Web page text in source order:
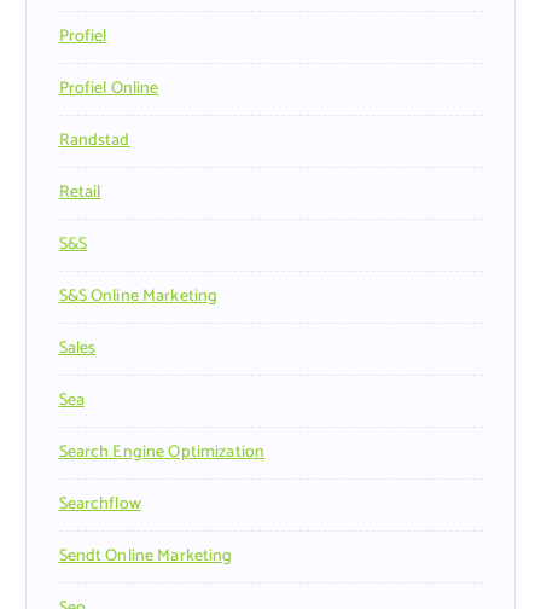
Profiel
Profiel Online
Randstad
Retail
S&s
S&s Online Marketing
Sales
Sea
Search Engine Optimization
Searchflow
Sendt Online Marketing